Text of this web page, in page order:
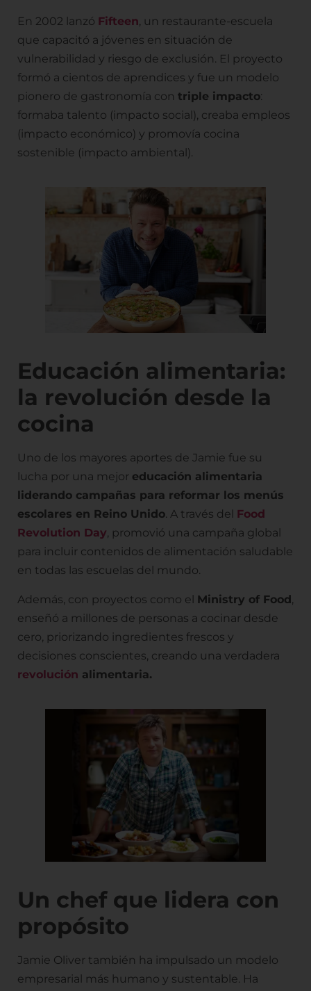
En 2002 lanzó Fifteen, un restaurante-escuela
que capacitó a jóvenes en situación de
vulnerabilidad y riesgo de exclusión. El proyecto
formó a cientos de aprendices y fue un modelo
pionero de gastronomía con triple impacto:
formaba talento (impacto social), creaba empleos
(impacto económico) y promovía cocina
sostenible (impacto ambiental).
Educación alimentaria:
la revolución desde la
cocina
Uno de los mayores aportes de Jamie fue su
lucha por una mejor educación alimentaria
liderando campañas para reformar los menús
escolares en Reino Unido. A través del Food
Revolution Day, promovió una campaña global
para incluir contenidos de alimentación saludable
en todas las escuelas del mundo.
Además, con proyectos como el Ministry of Food
enseñó a millones de personas a cocinar desde
cero, priorizando ingredientes frescos y
decisiones conscientes, creando una verdadera
revolución alimentaria.
Un chef que lidera con
propósito
Jamie Oliver también ha impulsado un modelo
empresarial más humano y sustentable. Ha